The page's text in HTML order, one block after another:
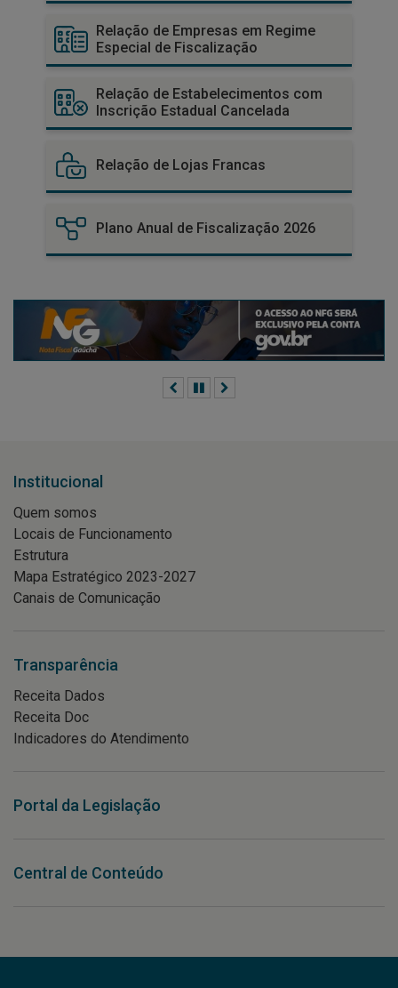
Relação de Empresas em Regime
Especial de Fiscalização
Relação de Estabelecimentos com
Inscrição Estadual Cancelada
Relação de Lojas Francas
Plano Anual de Fiscalização 2026
AnteriorPausar
Institucional
Quem somos
Locais de Funcionamento
Estrutura
Mapa Estratégico 2023-2027
Canais de Comunicação
Transparência
Receita Dados
Receita Doc
Indicadores do Atendimento
Portal da Legislação
Central de Conteúdo